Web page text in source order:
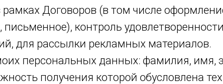
Договоров (в том числе
контроль
для рассылки рекламных материалов.
персональных данных: фамилия, имя,
получения которой обусловлена